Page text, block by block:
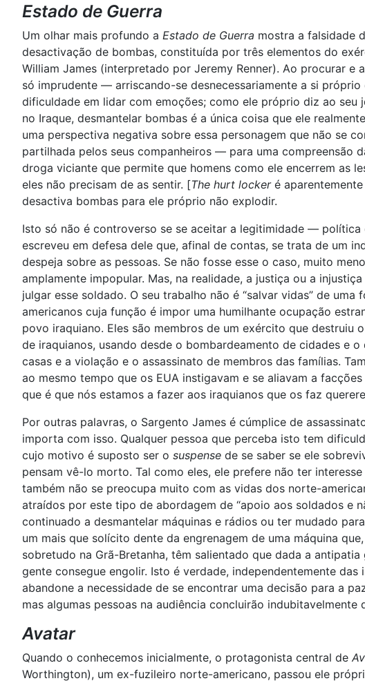
Estado de Guerra
Um olhar mais profundo a Estado de Guerra mostra a falsidade
desactivação de bombas, constituída por três elementos do
William James (interpretado por Jeremy Renner). Ao procurar e
só imprudente — arriscando-se desnecessariamente a si
dificuldade em lidar com emoções; como ele próprio diz ao
no Iraque, desmantelar bombas é a única coisa que ele
uma perspectiva negativa sobre essa personagem que não se
partilhada pelos seus companheiros — para uma compreensão
droga viciante que permite que homens como ele encerrem as
eles não precisam de as sentir. [The hurt lockeré
desactiva bombas para ele próprio não explodir.
Isto só não é controverso se se aceitar a legitimidade —
escreveu em defesa dele que, afinal de contas, se trata de um
despeja sobre as pessoas. Se não fosse esse o caso, muito
amplamente impopular. Mas, na realidade, a justiça ou a
julgar esse soldado. O seu trabalho não é “salvar vidas” de
americanos cuja função é impor uma humilhante ocupação
povo iraquiano. Eles são membros de um exército que destruiu
de iraquianos, usando desde o bombardeamento de cidades e
casas e a violação e o assassinato de membros das famílias.
ao mesmo tempo que os EUA instigavam e se aliavam a
que é que nós estamos a fazer aos iraquianos que os faz
Por outras palavras, o Sargento James é cúmplice de
importa com isso. Qualquer pessoa que perceba isto tem
cujo motivo é suposto ser o suspense de se saber se ele
pensam vê-lo morto. Tal como eles, ele prefere não ter
também não se preocupa muito com as vidas dos norte-
atraídos por este tipo de abordagem de “apoio aos soldados e
continuado a desmantelar máquinas e rádios ou ter mudado
um mais que solícito dente da engrenagem de uma máquina
sobretudo na Grã-Bretanha, têm salientado que dada a
gente consegue engolir. Isto é verdade, independentemente
abandone a necessidade de se encontrar uma decisão para a
mas algumas pessoas na audiência concluirão
Avatar
Quando o conhecemos inicialmente, o protagonista central de
Worthington), um ex-fuzileiro norte-americano, passou ele